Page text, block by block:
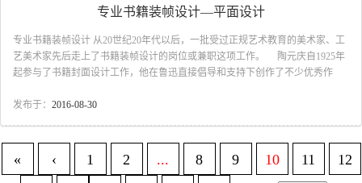
专业书籍装帧设计—平面设计
专业书籍装帧设计 从20世纪20年代以后，一批受过正规艺术教育的美术家、工
艺美术家先后走上了书籍装帧设计的岗位或兼职这项工作。 陶元庆自1925年
起参与了书籍封面设计工作，他在鲁迅直接倡导和支持下创作了不少优秀作
明、强烈，首创了新文艺书籍的封面画，认为这是“使这书披上了凄艳的新装
发布于： 2016-08-30
« ‹ 1 2 ... 8 9 10 11
12